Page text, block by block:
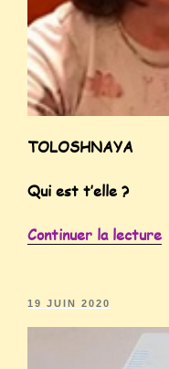
TOLOSHNAYA
Qui est t’elle ?
Continuer la lecture
19 JUIN 2020